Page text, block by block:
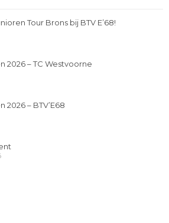
Tour Brons bij BTV E’68!
2026 – TC Westvoorne
2026 – BTV’E68